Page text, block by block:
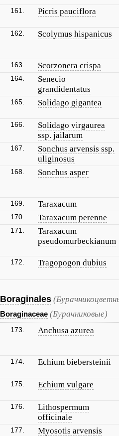
161. Picris pauciflora
162. Scolymus hispanicus
163. Scorzonera crispa
164.
Senecio
grandidentatus
165. Solidago gigantea
166.
Solidago virgaurea
ssp. jailarum
167.
Sonchus arvensis ssp.
uliginosus
168. Sonchus asper
169. Taraxacum
170. Taraxacum perenne
171.
Taraxacum
pseudomurbeckianum
172. Tragopogon dubius
Boraginales
Boraginaceae (Бурачниковые)
173. Anchusa azurea
174. Echium biebersteinii
175. Echium vulgare
176.
Lithospermum
officinale
177. Myosotis arvensis